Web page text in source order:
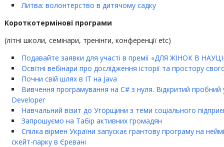
Литва: волонтерство в дитячому садку
Короткотермінові програми
(літні школи, семінари, тренінги, конференції etc)
Подавайте заявки для участі в премії «ДЛЯ ЖІНОК В
Освітні вебінари про дослідження історії та простору
Почни свій шлях в ІТ на Java
Вивчення програмування на C# з нуля. Відкритий пробний
Developer
Навчальний візит до Угорщини з теми соціального
Запрошуємо на Табір активних громадян
Спілка вірмен України запускає грантову програму на
скейт-парку в Єревані